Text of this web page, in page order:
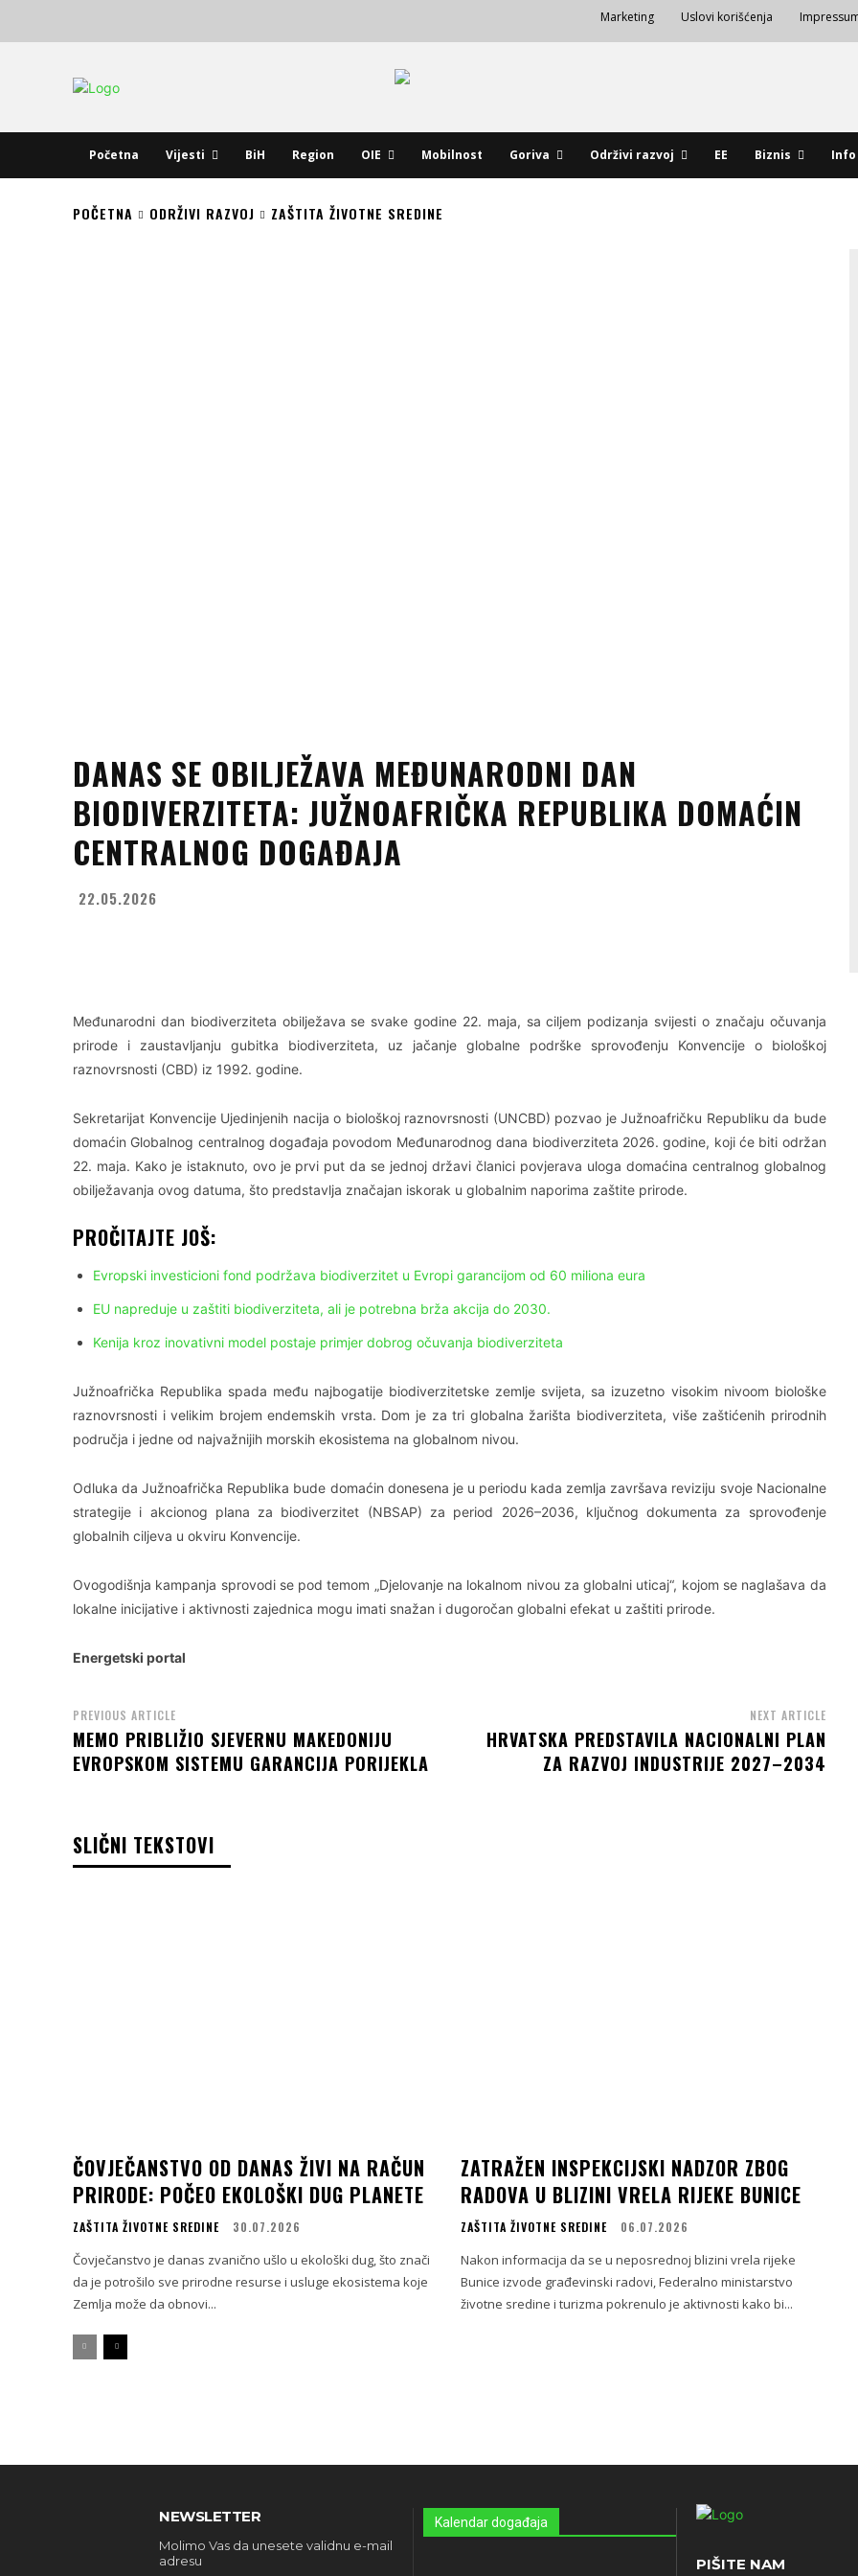
Marketing Uslovi korišćenja
Početna Vijesti BiH Region OIE Mobilnost Goriva Održivi razvoj EE Biznis Info
POČETNA ODRŽIVI RAZVOJ ZAŠTITA ŽIVOTNE SREDINE
DANAS SE OBILJEŽAVA MEĐUNARODNI DAN
BIODIVERZITETA: JUŽNOAFRIČKA REPUBLIKA DOMAĆIN
CENTRALNOG DOGAĐAJA
22.05.2026
Međunarodni dan biodiverziteta obilježava se svake godine 22. maja, sa ciljem podizanja svijesti o značaju očuvanja
prirode i zaustavljanju gubitka biodiverziteta, uz jačanje globalne podrške sprovođenju Konvencije o biološkoj
raznovrsnosti (CBD) iz 1992. godine.
Sekretarijat Konvencije Ujedinjenih nacija o biološkoj raznovrsnosti (UNCBD) pozvao je Južnoafričku Republiku da bude
domaćin Globalnog centralnog događaja povodom Međunarodnog dana biodiverziteta 2026. godine, koji će biti održan
22. maja. Kako je istaknuto, ovo je prvi put da se jednoj državi članici povjerava uloga domaćina centralnog globalnog
obilježavanja ovog datuma, što predstavlja značajan iskorak u globalnim naporima zaštite prirode.
PROČITAJTE JOŠ:
Evropski investicioni fond podržava biodiverzitet u Evropi garancijom od 60 miliona eura
EU napreduje u zaštiti biodiverziteta, ali je potrebna brža akcija do 2030.
Kenija kroz inovativni model postaje primjer dobrog očuvanja biodiverziteta
Južnoafrička Republika spada među najbogatije biodiverzitetske zemlje svijeta, sa izuzetno visokim nivoom biološke
raznovrsnosti i velikim brojem endemskih vrsta. Dom je za tri globalna žarišta biodiverziteta, više zaštićenih prirodnih
područja i jedne od najvažnijih morskih ekosistema na globalnom nivou.
Odluka da Južnoafrička Republika bude domaćin donesena je u periodu kada zemlja završava reviziju svoje Nacionalne
strategije i akcionog plana za biodiverzitet (NBSAP) za period 2026–2036, ključnog dokumenta za sprovođenje
globalnih ciljeva u okviru Konvencije.
Ovogodišnja kampanja sprovodi se pod temom „Djelovanje na lokalnom nivou za globalni uticaj“, kojom se naglašava da
lokalne inicijative i aktivnosti zajednica mogu imati snažan i dugoročan globalni efekat u zaštiti prirode.
Energetski portal
PREVIOUS ARTICLE
MEMO PRIBLIŽIO SJEVERNU MAKEDONIJU
EVROPSKOM SISTEMU GARANCIJA PORIJEKLA
NEXT ARTICLE
HRVATSKA PREDSTAVILA NACIONALNI PLAN
ZA RAZVOJ INDUSTRIJE 2027–2034
SLIČNI TEKSTOVI
ČOVJEČANSTVO OD DANAS ŽIVI NA RAČUN
PRIRODE: POČEO EKOLOŠKI DUG PLANETE
ZAŠTITA ŽIVOTNE SREDINE 30.07.2026
Čovječanstvo je danas zvanično ušlo u ekološki dug, što znači
da je potrošilo sve prirodne resurse i usluge ekosistema koje
Zemlja može da obnovi...
ZATRAŽEN INSPEKCIJSKI NADZOR ZBOG
RADOVA U BLIZINI VRELA RIJEKE BUNICE
ZAŠTITA ŽIVOTNE SREDINE 06.07.2026
Nakon informacija da se u neposrednoj blizini vrela rijeke
Bunice izvode građevinski radovi, Federalno ministarstvo
životne sredine i turizma pokrenulo je aktivnosti kako bi...
NEWSLETTER
Molimo Vas da unesete validnu e-mail
adresu
Kalendar događaja
PIŠITE NAM